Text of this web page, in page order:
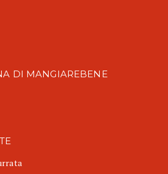
DI MANGIAREBENE